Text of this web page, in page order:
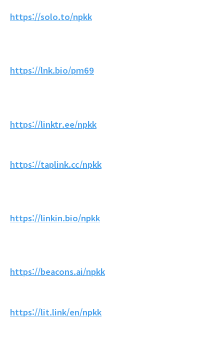
https://solo.to/npkk
https://lnk.bio/pm69
https://linktr.ee/npkk
https://taplink.cc/npkk
https://linkin.bio/npkk
https://beacons.ai/npkk
https://lit.link/en/npkk